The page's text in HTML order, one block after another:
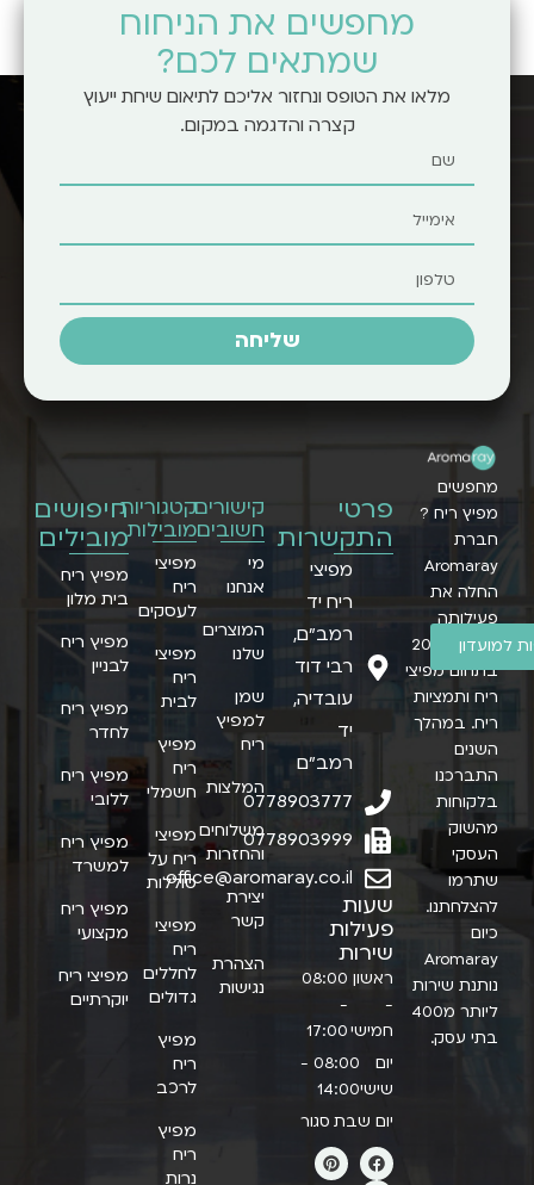
מחפשים את הניחוח
שמתאים לכם?
מלאו את הטופס ונחזור אליכם לתיאום שיחת ייעוץ
קצרה והדגמה במקום.
שליחה
מחפשים
מפיץ ריח ?
חברת
Aromaray
החלה את
פעילותה
בשנת 2005
בתחום מפיצי
ריח ותמציות
ריח. במהלך
השנים
התברכנו
בלקוחות
מהשוק
העסקי
שתרמו
להצלחתנו.
כיום
Aromaray
נותנת שירות
ליותר מ400
בתי עסק.
פרטי
התקשרות
מפיצי
ריח יד
רמב״ם,
רבי דוד
עובדיה,
יד
רמב"ם
0778903777
0778903999
office@aromaray.co.il
שעות
פעילות
שירות
ראשון
-
חמישי
08:00
-
17:00
יום
שישי
08:00 -
14:00
יום שבת סגור
קישורים
חשובים
מי
אנחנו
המוצרים
שלנו
שמן
למפיץ
ריח
המלצות
משלוחים
והחזרות
יצירת
קשר
הצהרת
נגישות
קטגוריות
מובילות
מפיצי
ריח
לעסקים
מפיצי
ריח
לבית
מפיץ
ריח
חשמלי
מפיצי
ריח על
סוללות
מפיצי
ריח
לחללים
גדולים
מפיץ
ריח
לרכב
מפיץ
ריח
נרות
חיפושים
מובילים
מפיץ ריח
בית מלון
מפיץ ריח
לבניין
מפיץ ריח
לחדר
מפיץ ריח
ללובי
מפיץ ריח
למשרד
מפיץ ריח
מקצועי
מפיצי ריח
יוקרתיים
למועדון